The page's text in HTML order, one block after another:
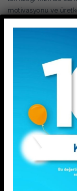
motivasyonu ve
ofis temizliği en
gibi profesyonel bir
istediğiniz
temizletebilirsiniz.
SHARE: